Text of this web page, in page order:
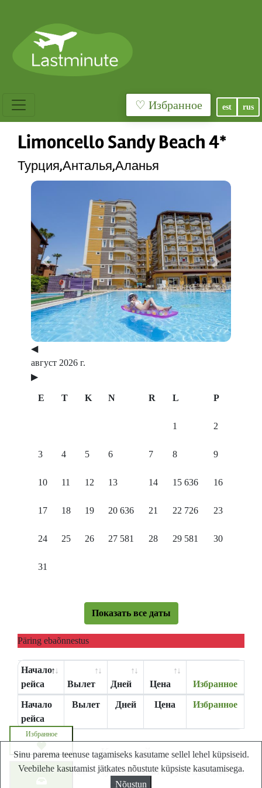
♡ Избранное est rus
Limoncello Sandy Beach 4*
Турция,Анталья,Аланья
Previous Next
◀
август 2026 г.
▶
E T K N R L P
1 2
3 4 5 6 7 8 9
10 11 12 13 14 15 636 16
17 18 19 20 636 21 22 726 23
24 25 26 27 581 28 29 581 30
31
Показать все даты
Päring ebaõnnestus
Начало
рейса
Вылет Дней Цена Избранное
Начало
рейса
Вылет Дней Цена Избранное
Запросите цену
Избранное
Карта сайта
Lastminute.ee - Лучший сайт путешествий в
Sinu parema teenuse tagamiseks kasutame sellel lehel küpsiseid.
Veebilehe kasutamist jätkates nõustute küpsiste kasutamisega.
Nõustun